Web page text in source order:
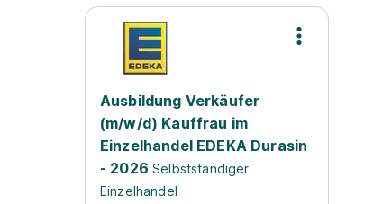
Ausbildung Verkäufer
(m/w/d) Kauffrau im
Einzelhandel EDEKA Durasin
- 2026 Selbstständiger
Einzelhandel